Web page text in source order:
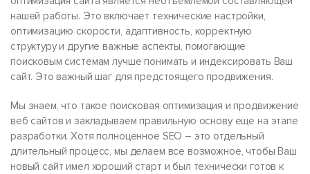
нашей работы. Это включает технические настройки,
оптимизацию скорости, адаптивность, корректную
структуру и другие важные аспекты, помогающие
поисковым системам лучше понимать и индексировать Ваш
сайт. Это важный шаг для предстоящего продвижения.
Мы знаем, что такое поисковая оптимизация и продвижение
веб сайтов и закладываем правильную основу еще на этапе
разработки. Хотя полноценное SEO – это отдельный
длительный процесс, мы делаем все возможное, чтобы Ваш
новый сайт имел хороший старт и был технически готов к